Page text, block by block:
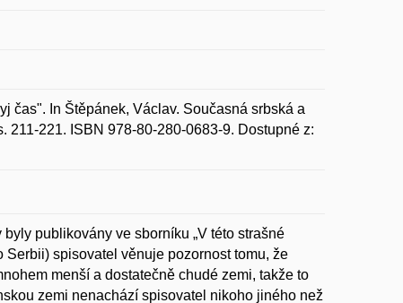
čas". In Štěpánek, Václav. Současná srbská a
211-221. ISBN 978-80-280-0683-9. Dostupné z:
publikovány ve sborníku „V této strašné
Serbii) spisovatel věnuje pozornost tomu, že
menší a dostatečně chudé zemi, takže to
zemi nenachází spisovatel nikoho jiného než